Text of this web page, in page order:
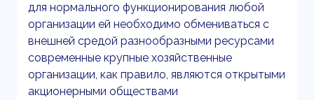
для нормального функционирования любой
организации ей необходимо обмениваться с
внешней средой разнообразными ресурсами
современные крупные хозяйственные
организации, как правило, являются открытыми
акционерными обществами